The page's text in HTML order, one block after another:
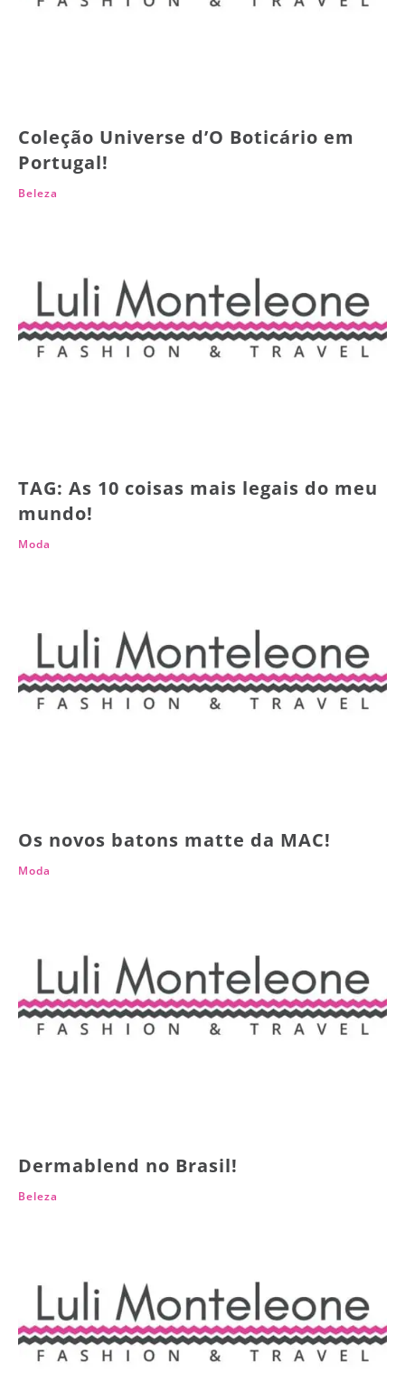
Coleção Universe d’O Boticário em
Portugal!
Beleza
TAG: As 10 coisas mais legais do meu
mundo!
Moda
Os novos batons matte da MAC!
Moda
Dermablend no Brasil!
Beleza